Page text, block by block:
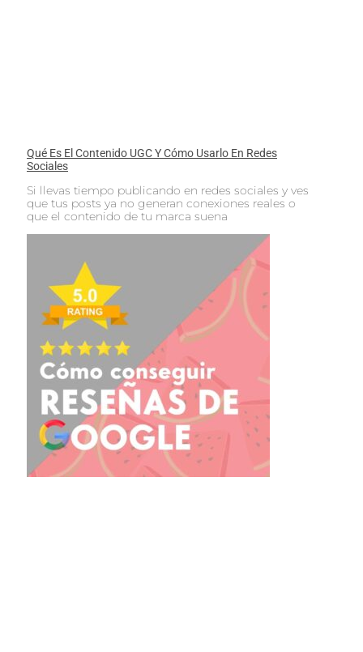
Qué Es El Contenido UGC Y Cómo Usarlo En Redes
Sociales
Si llevas tiempo publicando en redes sociales y ves
que tus posts ya no generan conexiones reales o
que el contenido de tu marca suena